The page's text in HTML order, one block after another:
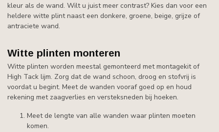
kleur als de wand. Wilt u juist meer contrast? Kies dan voor een
heldere witte plint naast een donkere, groene, beige, grijze of
antraciete wand.
Witte plinten monteren
Witte plinten worden meestal gemonteerd met montagekit of
High Tack lijm. Zorg dat de wand schoon, droog en stofvrij is
voordat u begint. Meet de wanden vooraf goed op en houd
rekening met zaagverlies en versteksneden bij hoeken.
Meet de lengte van alle wanden waar plinten moeten
komen.